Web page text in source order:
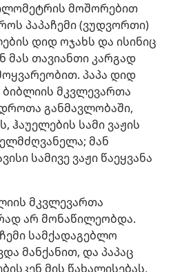
მოშორებით
პაპაჩემი (ვუდვორთი)
დიდ ოჯახს და ისინიც
მას თავიანთი კარგად
პაპა დიდ
ბიბლიის მკვლევართა
განმავლობაში,
ჰაუელების სამი ვაჟის
მან
სამივე ვაჟი წაეყვანა
მკვლევართა
არ მონაწილეობდა.
სამქადაგებლო
მანქანით, და პაპაც
მის წახალისებას,